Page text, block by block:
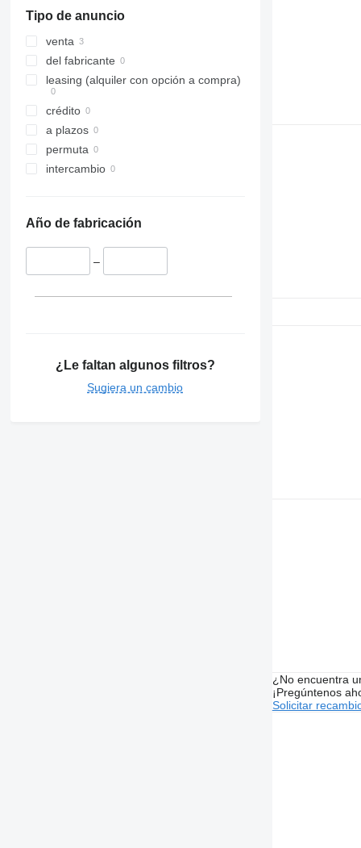
Tipo de anuncio
venta
del fabricante
leasing (alquiler con opción a compra)
crédito
a plazos
permuta
intercambio
Año de fabricación
–
¿Le faltan algunos filtros?
Sugiera un cambio
¿No encuentra
¡Pregúntenos
Solicitar